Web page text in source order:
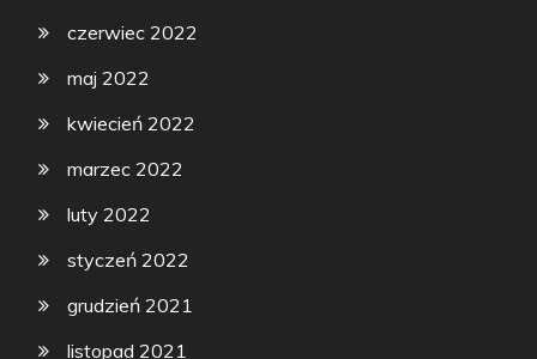
czerwiec 2022
maj 2022
kwiecień 2022
marzec 2022
luty 2022
styczeń 2022
grudzień 2021
listopad 2021